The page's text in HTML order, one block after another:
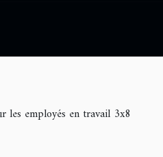
les employés en travail 3x8